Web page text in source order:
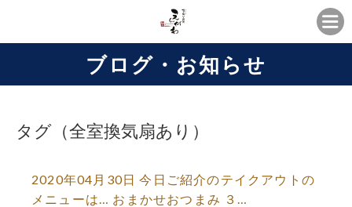
ブログ・お知らせ
タグ（全室換気扇あり）
2020年04月30日 今日ご紹介のテイクアウトの
メニューは… おまかせおつまみ ３…